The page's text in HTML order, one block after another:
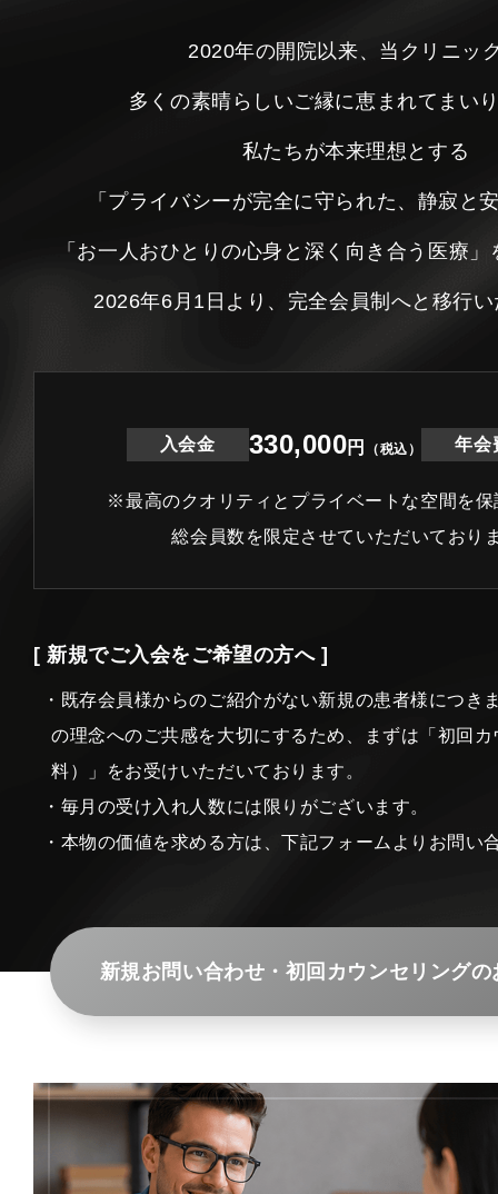
2020年の開院以来、当クリニッ
多くの素晴らしいご縁に恵まれてまい
私たちが本来理想とする
「プライバシーが完全に守られた、静寂と
「お一人おひとりの心身と深く向き合う医療
2026年6月1日より、完全会員制へと移行
入会金 330,000円 （税込） 年会
※最高のクオリティとプライベートな空間を保
総会員数を限定させていただいており
[ 新規でご入会をご希望の方へ ]
・既存会員様からのご紹介がない新規の患者様につき
の理念へのご共感を大切にするため、まずは「初回
料）」をお受けいただいております。
・毎月の受け入れ人数には限りがございます。
・本物の価値を求める方は、下記フォームよりお問い
新規お問い合わせ・初回カウンセリングの